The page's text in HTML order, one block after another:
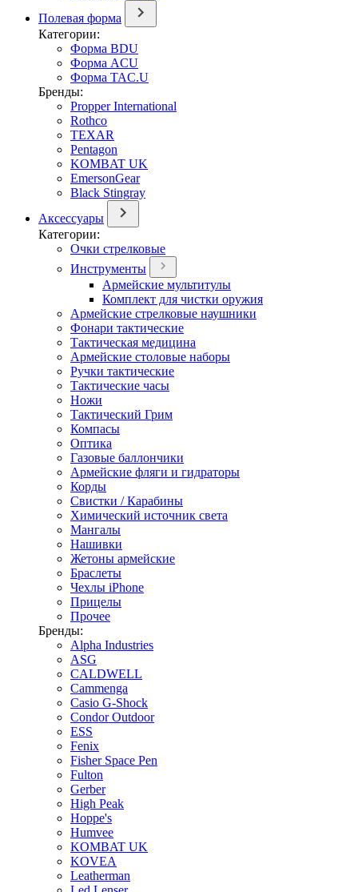
Полевая форма
Категории:
Форма BDU
Форма ACU
Форма TAC.U
Бренды:
Propper International
Rothco
TEXAR
Pentagon
KOMBAT UK
EmersonGear
Black Stingray
Аксессуары
Категории:
Очки стрелковые
Инструменты
Армейские мультитулы
Комплект для чистки оружия
Армейские стрелковые наушники
Фонари тактические
Тактическая медицина
Армейские столовые наборы
Ручки тактические
Тактические часы
Ножи
Тактический Грим
Компасы
Оптика
Газовые баллончики
Армейские фляги и гидраторы
Корды
Свистки / Карабины
Химический источник света
Мангалы
Нашивки
Жетоны армейские
Браслеты
Чехлы iPhone
Прицелы
Прочее
Бренды:
Alpha Industries
ASG
CALDWELL
Cammenga
Casio G-Shock
Condor Outdoor
ESS
Fenix
Fisher Space Pen
Fulton
Gerber
High Peak
Hoppe's
Humvee
KOMBAT UK
KOVEA
Leatherman